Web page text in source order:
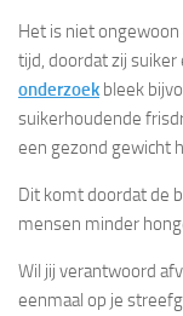
Het is niet
tijd, doordat zij
onderzoek bleek
suikerhoudende
een gezond gewicht
Dit komt doordat de
mensen minder
Wil jij verantwoord
eenmaal op je